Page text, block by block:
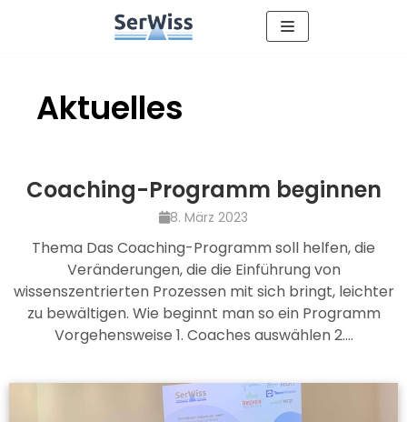
Aktuelles
Coaching-Programm beginnen
8. März 2023
Thema Das Coaching-Programm soll helfen, die
Veränderungen, die die Einführung von
wissenszentrierten Prozessen mit sich bringt, leichter
zu bewältigen. Wie beginnt man so ein Programm
Vorgehensweise 1. Coaches auswählen 2.…